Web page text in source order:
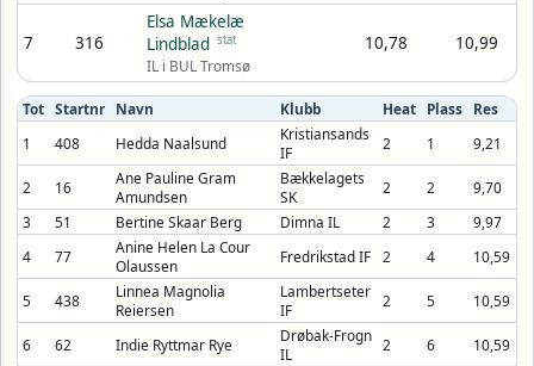
7 316
Elsa Mækelæ
Lindblad stat
IL i BUL Tromsø
10,78 10,99
Tot Startnr Navn Klubb Heat Plass
Res
1
408 Hedda Naalsund
Kristiansands
IF
2 1 9,21
2 16
Ane Pauline Gram
Amundsen
Bækkelagets
SK
2 2
9,70
3
51 Bertine Skaar Berg Dimna IL 2 3
9,97
4
77
Anine Helen La Cour
Olaussen
Fredrikstad IF 2 4 10,59
5 438
Linnea Magnolia
Reiersen
Lambertseter
IF
2 5 10,59
6 62 Indie Ryttmar Rye
Drøbak-Frogn
IL
2 6 10,59